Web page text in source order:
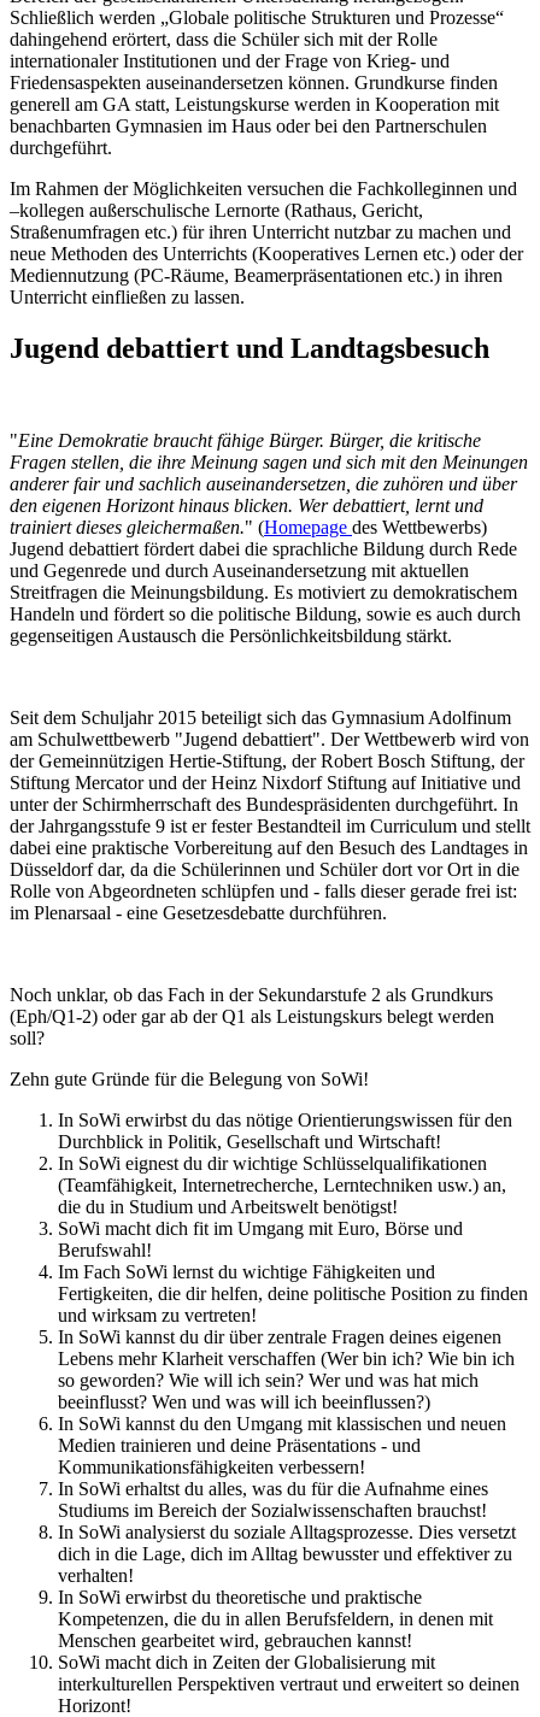
Schließlich werden „Globale politische Strukturen und Prozesse“
dahingehend erörtert, dass die Schüler sich mit der Rolle
internationaler Institutionen und der Frage von Krieg- und
Friedensaspekten auseinandersetzen können. Grundkurse finden
generell am GA statt, Leistungskurse werden in Kooperation mit
benachbarten Gymnasien im Haus oder bei den Partnerschulen
durchgeführt.
Im Rahmen der Möglichkeiten versuchen die Fachkolleginnen und
–kollegen außerschulische Lernorte (Rathaus, Gericht,
Straßenumfragen etc.) für ihren Unterricht nutzbar zu machen und
neue Methoden des Unterrichts (Kooperatives Lernen etc.) oder der
Mediennutzung (PC-Räume, Beamerpräsentationen etc.) in ihren
Unterricht einfließen zu lassen.
Jugend debattiert und Landtagsbesuch
"Eine Demokratie braucht fähige Bürger. Bürger, die kritische
Fragen stellen, die ihre Meinung sagen und sich mit den Meinungen
anderer fair und sachlich auseinandersetzen, die zuhören und über
den eigenen Horizont hinaus blicken. Wer debattiert, lernt und
trainiert dieses gleichermaßen." (Homepage des Wettbewerbs)
Jugend debattiert fördert dabei die sprachliche Bildung durch Rede
und Gegenrede und durch Auseinandersetzung mit aktuellen
Streitfragen die Meinungsbildung. Es motiviert zu demokratischem
Handeln und fördert so die politische Bildung, sowie es auch durch
gegenseitigen Austausch die Persönlichkeitsbildung stärkt.
Seit dem Schuljahr 2015 beteiligt sich das Gymnasium Adolfinum
am Schulwettbewerb "Jugend debattiert". Der Wettbewerb wird von
der Gemeinnützigen Hertie-Stiftung, der Robert Bosch Stiftung, der
Stiftung Mercator und der Heinz Nixdorf Stiftung auf Initiative und
unter der Schirmherrschaft des Bundespräsidenten durchgeführt. In
der Jahrgangsstufe 9 ist er fester Bestandteil im Curriculum und stellt
dabei eine praktische Vorbereitung auf den Besuch des Landtages in
Düsseldorf dar, da die Schülerinnen und Schüler dort vor Ort in die
Rolle von Abgeordneten schlüpfen und - falls dieser gerade frei ist:
im Plenarsaal - eine Gesetzesdebatte durchführen.
Noch unklar, ob das Fach in der Sekundarstufe 2 als Grundkurs
(Eph/Q1-2) oder gar ab der Q1 als Leistungskurs belegt werden
soll?
Zehn gute Gründe für die Belegung von SoWi!
In SoWi erwirbst du das nötige Orientierungswissen für den
Durchblick in Politik, Gesellschaft und Wirtschaft!
In SoWi eignest du dir wichtige Schlüsselqualifikationen
(Teamfähigkeit, Internetrecherche, Lerntechniken usw.) an,
die du in Studium und Arbeitswelt benötigst!
SoWi macht dich fit im Umgang mit Euro, Börse und
Berufswahl!
Im Fach SoWi lernst du wichtige Fähigkeiten und
Fertigkeiten, die dir helfen, deine politische Position zu finden
und wirksam zu vertreten!
In SoWi kannst du dir über zentrale Fragen deines eigenen
Lebens mehr Klarheit verschaffen (Wer bin ich? Wie bin ich
so geworden? Wie will ich sein? Wer und was hat mich
beeinflusst? Wen und was will ich beeinflussen?)
In SoWi kannst du den Umgang mit klassischen und neuen
Medien trainieren und deine Präsentations - und
Kommunikationsfähigkeiten verbessern!
In SoWi erhaltst du alles, was du für die Aufnahme eines
Studiums im Bereich der Sozialwissenschaften brauchst!
In SoWi analysierst du soziale Alltagsprozesse. Dies versetzt
dich in die Lage, dich im Alltag bewusster und effektiver zu
verhalten!
In SoWi erwirbst du theoretische und praktische
Kompetenzen, die du in allen Berufsfeldern, in denen mit
Menschen gearbeitet wird, gebrauchen kannst!
SoWi macht dich in Zeiten der Globalisierung mit
interkulturellen Perspektiven vertraut und erweitert so deinen
Horizont!